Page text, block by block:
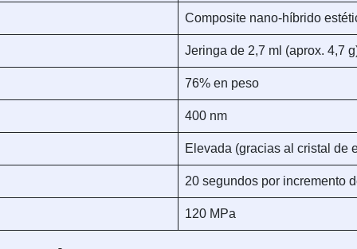
Composite nano-híbrido
Jeringa de 2,7 ml (aprox. 4,7
76% en peso
400 nm
Elevada (gracias al cristal de
20 segundos por incremento
120 MPa